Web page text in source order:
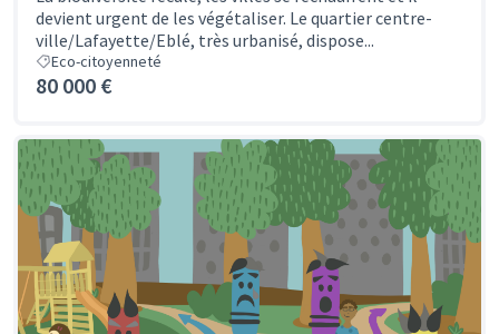
devient urgent de les végétaliser. Le quartier centre-
ville/Lafayette/Eblé, très urbanisé, dispose...
Eco-citoyenneté
80 000 €